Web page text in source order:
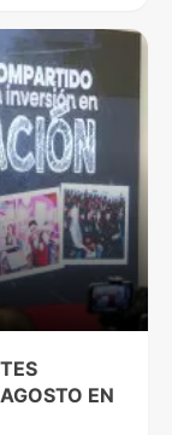
EN